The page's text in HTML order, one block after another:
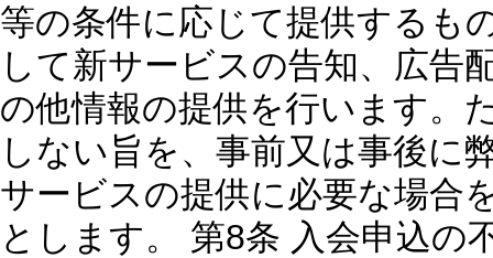
等の条件に応じて提供するも
して新サービスの告知、広告
の他情報の提供を行います。
しない旨を、事前又は事後に
サービスの提供に必要な場合
とします。 第8条 入会申込の